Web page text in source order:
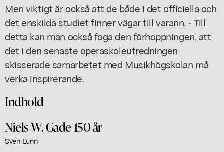
Men viktigt är också att de både i det officiella och
det enskilda studiet finner vägar till varann. - Till
detta kan man också foga den förhoppningen, att
det i den senaste operaskoleutredningen
skisserade samarbetet med Musikhögskolan må
verka inspirerande.
Indhold
Niels W. Gade 150 år
Sven Lunn